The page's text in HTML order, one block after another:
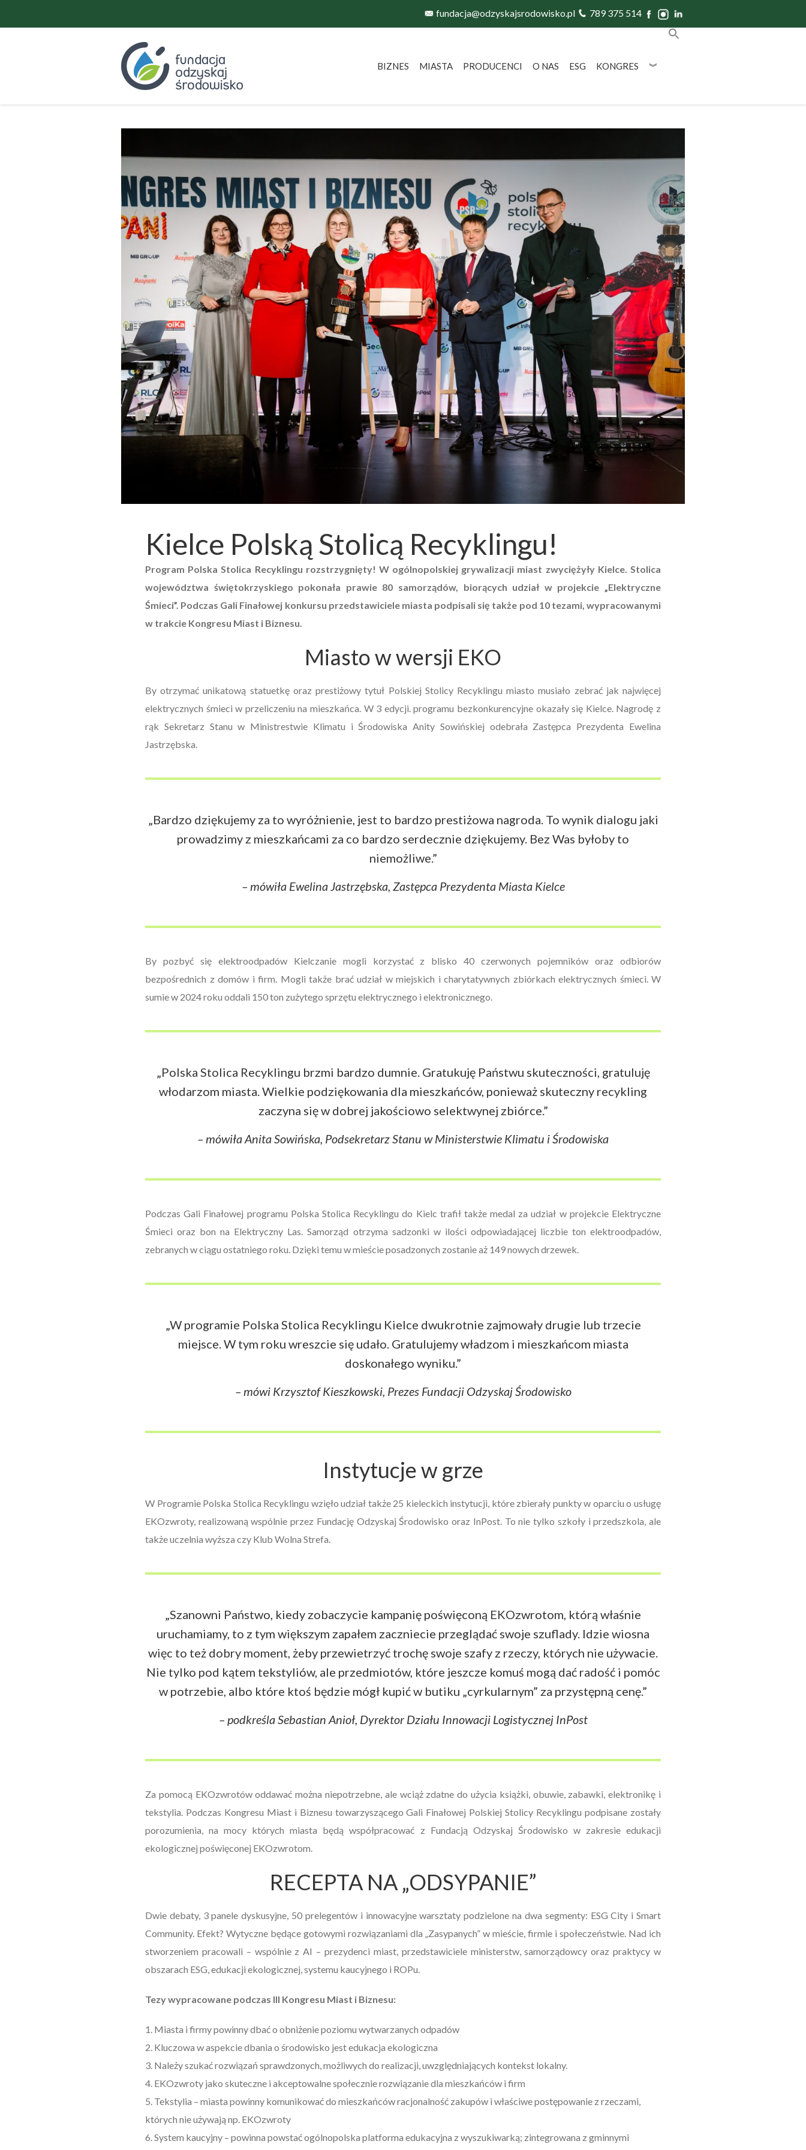
fundacja@odzyskajsrodowisko.pl 789 375 514
BIZNES MIASTA PRODUCENCI O NAS ESG KONGRES ︾
Kielce Polską Stolicą Recyklingu!
Program Polska Stolica Recyklingu rozstrzygnięty! W ogólnopolskiej grywalizacji miast zwyciężyły Kielce. Stolica
województwa świętokrzyskiego pokonała prawie 80 samorządów, biorących udział w projekcie „Elektryczne
Śmieci”. Podczas Gali Finałowej konkursu przedstawiciele miasta podpisali się także pod 10 tezami, wypracowanymi
w trakcie Kongresu Miast i Biznesu.
Miasto w wersji EKO
By otrzymać unikatową statuetkę oraz prestiżowy tytuł Polskiej Stolicy Recyklingu miasto musiało zebrać jak najwięcej
elektrycznych śmieci w przeliczeniu na mieszkańca. W 3 edycji. programu bezkonkurencyjne okazały się Kielce. Nagrodę z
rąk Sekretarz Stanu w Ministrestwie Klimatu i Środowiska Anity Sowińskiej odebrała Zastępca Prezydenta Ewelina
Jastrzębska.
„Bardzo dziękujemy za to wyróżnienie, jest to bardzo prestiżowa nagroda. To wynik dialogu jaki
prowadzimy z mieszkańcami za co bardzo serdecznie dziękujemy. Bez Was byłoby to
niemożliwe.”
– mówiła Ewelina Jastrzębska, Zastępca Prezydenta Miasta Kielce
By pozbyć się elektroodpadów Kielczanie mogli korzystać z blisko 40 czerwonych pojemników oraz odbiorów
bezpośrednich z domów i firm. Mogli także brać udział w miejskich i charytatywnych zbiórkach elektrycznych śmieci. W
sumie w 2024 roku oddali 150 ton zużytego sprzętu elektrycznego i elektronicznego.
„Polska Stolica Recyklingu brzmi bardzo dumnie. Gratukuję Państwu skuteczności, gratuluję
włodarzom miasta. Wielkie podziękowania dla mieszkańców, ponieważ skuteczny recykling
zaczyna się w dobrej jakościowo selektwynej zbiórce.”
– mówiła Anita Sowińska, Podsekretarz Stanu w Ministerstwie Klimatu i Środowiska
Podczas Gali Finałowej programu Polska Stolica Recyklingu do Kielc trafił także medal za udział w projekcie Elektryczne
Śmieci oraz bon na Elektryczny Las. Samorząd otrzyma sadzonki w ilości odpowiadającej liczbie ton elektroodpadów,
zebranych w ciągu ostatniego roku. Dzięki temu w mieście posadzonych zostanie aż 149 nowych drzewek.
„W programie Polska Stolica Recyklingu Kielce dwukrotnie zajmowały drugie lub trzecie
miejsce. W tym roku wreszcie się udało. Gratulujemy władzom i mieszkańcom miasta
doskonałego wyniku.”
– mówi Krzysztof Kieszkowski, Prezes Fundacji Odzyskaj Środowisko
Instytucje w grze
W Programie Polska Stolica Recyklingu wzięło udział także 25 kieleckich instytucji, które zbierały punkty w oparciu o usługę
EKOzwroty, realizowaną wspólnie przez Fundację Odzyskaj Środowisko oraz InPost. To nie tylko szkoły i przedszkola, ale
także uczelnia wyższa czy Klub Wolna Strefa.
„Szanowni Państwo, kiedy zobaczycie kampanię poświęconą EKOzwrotom, którą właśnie
uruchamiamy, to z tym większym zapałem zaczniecie przeglądać swoje szuflady. Idzie wiosna
więc to też dobry moment, żeby przewietrzyć trochę swoje szafy z rzeczy, których nie używacie.
Nie tylko pod kątem tekstyliów, ale przedmiotów, które jeszcze komuś mogą dać radość i pomóc
w potrzebie, albo które ktoś będzie mógł kupić w butiku „cyrkularnym” za przystępną cenę.”
– podkreśla Sebastian Anioł, Dyrektor Działu Innowacji Logistycznej InPost
Za pomocą EKOzwrotów oddawać można niepotrzebne, ale wciąż zdatne do użycia książki, obuwie, zabawki, elektronikę i
tekstylia. Podczas Kongresu Miast i Biznesu towarzyszącego Gali Finałowej Polskiej Stolicy Recyklingu podpisane zostały
porozumienia, na mocy których miasta będą współpracować z Fundacją Odzyskaj Środowisko w zakresie edukacji
ekologicznej poświęconej EKOzwrotom.
RECEPTA NA „ODSYPANIE”
Dwie debaty, 3 panele dyskusyjne, 50 prelegentów i innowacyjne warsztaty podzielone na dwa segmenty: ESG City i Smart
Community. Efekt? Wytyczne będące gotowymi rozwiązaniami dla „Zasypanych” w mieście, firmie i społeczeństwie. Nad ich
stworzeniem pracowali – wspólnie z AI – prezydenci miast, przedstawiciele ministerstw, samorządowcy oraz praktycy w
obszarach ESG, edukacji ekologicznej, systemu kaucyjnego i ROPu.
Tezy wypracowane podczas III Kongresu Miast i Biznesu:
1. Miasta i firmy powinny dbać o obniżenie poziomu wytwarzanych odpadów
2. Kluczowa w aspekcie dbania o środowisko jest edukacja ekologiczna
3. Należy szukać rozwiązań sprawdzonych, możliwych do realizacji, uwzględniających kontekst lokalny.
4. EKOzwroty jako skuteczne i akceptowalne społecznie rozwiązanie dla mieszkańców i firm
5. Tekstylia – miasta powinny komunikować do mieszkańców racjonalność zakupów i właściwe postępowanie z rzeczami,
których nie używają np. EKOzwroty
6. System kaucyjny – powinna powstać ogólnopolska platforma edukacyjna z wyszukiwarką; zintegrowana z gminnymi